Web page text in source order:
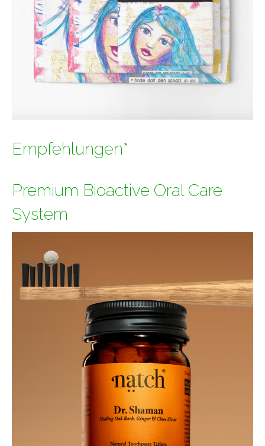
Empfehlungen*
Premium Bioactive Oral Care
System